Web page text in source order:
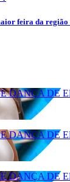
feira da
DANÇA DE
DANÇA DE
DANÇA DE